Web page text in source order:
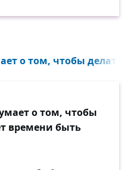
о том, чтобы делать
о том, чтобы
времени быть